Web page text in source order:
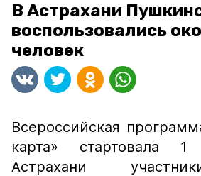
В Астрахани
воспользовались
человек
Всероссийская
карта» стартовала
Астрахани